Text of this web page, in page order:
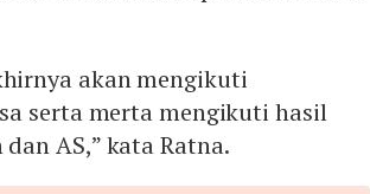
akan mengikuti
serta merta mengikuti hasil
AS,” kata Ratna.